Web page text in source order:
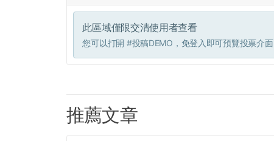
此區域僅限交清使用者查看
您可以打開 #投稿DEMO ，免登入即可預覽投票介面
推薦文章